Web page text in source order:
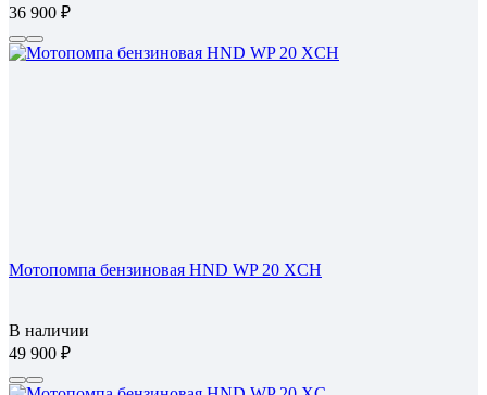
36 900
Мотопомпа бензиновая HND WP 20 XCH
В наличии
49 900